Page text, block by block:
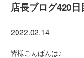
店長ブログ420日
2022.02.14
皆様こんばんは♪